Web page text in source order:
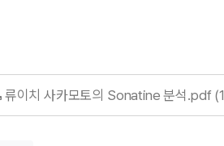
류이치 사카모토의 Sonatine 분석.pdf